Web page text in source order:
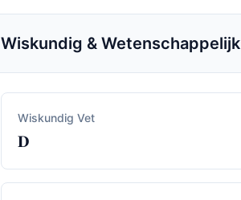
Wiskundig & Wetenschappelijk
Wiskundig Vet
𝐃